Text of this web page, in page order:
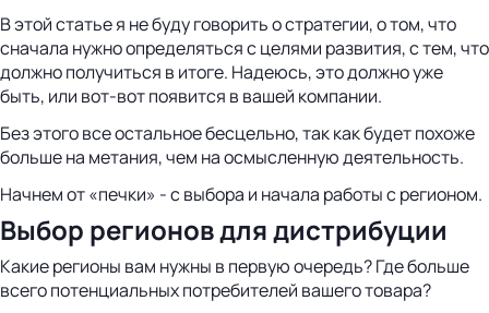
В этой статье я не буду говорить о стратегии, о том, что
сначала нужно определяться с целями развития, с тем, что
должно получиться в итоге. Надеюсь, это должно уже
быть, или вот-вот появится в вашей компании.
Без этого все остальное бесцельно, так как будет похоже
больше на метания, чем на осмысленную деятельность.
Начнем от «печки» - с выбора и начала работы с регионом.
Выбор регионов для дистрибуции
Какие регионы вам нужны в первую очередь? Где больше
всего потенциальных потребителей вашего товара?